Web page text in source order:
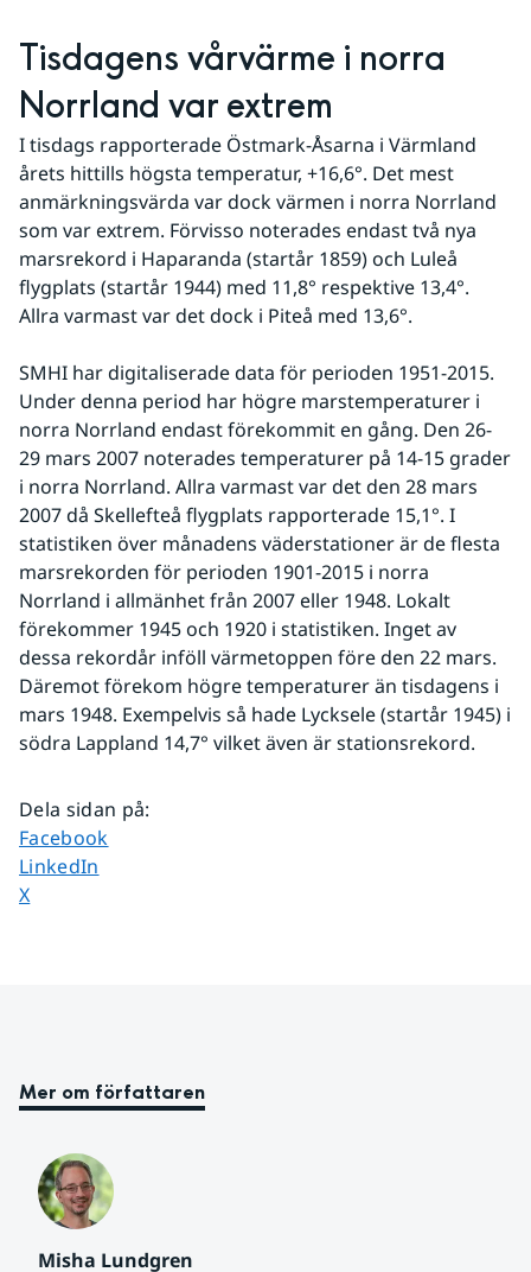
Tisdagens vårvärme i norra
Norrland var extrem
I tisdags rapporterade Östmark-Åsarna i Värmland
årets hittills högsta temperatur, +16,6°. Det mest
anmärkningsvärda var dock värmen i norra Norrland
som var extrem. Förvisso noterades endast två nya
marsrekord i Haparanda (startår 1859) och Luleå
flygplats (startår 1944) med 11,8° respektive 13,4°.
Allra varmast var det dock i Piteå med 13,6°.
SMHI har digitaliserade data för perioden 1951-2015.
Under denna period har högre marstemperaturer i
norra Norrland endast förekommit en gång. Den 26-
29 mars 2007 noterades temperaturer på 14-15 grader
i norra Norrland. Allra varmast var det den 28 mars
2007 då Skellefteå flygplats rapporterade 15,1°. I
statistiken över månadens väderstationer är de flesta
marsrekorden för perioden 1901-2015 i norra
Norrland i allmänhet från 2007 eller 1948. Lokalt
förekommer 1945 och 1920 i statistiken. Inget av
dessa rekordår inföll värmetoppen före den 22 mars.
Däremot förekom högre temperaturer än tisdagens i
mars 1948. Exempelvis så hade Lycksele (startår 1945) i
södra Lappland 14,7° vilket även är stationsrekord.
Dela sidan på:
Dela sidan på
Facebook
Dela sidan på
LinkedIn
Dela sidan på
X
Mer om författaren
Misha Lundgren